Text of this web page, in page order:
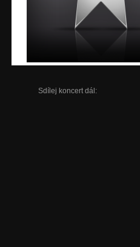
Sdílej koncert dál: